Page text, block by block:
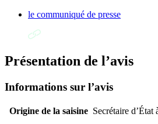
le communiqué de presse
Présentation de l’avis
Informations sur l’avis
Origine de la saisine Secrétaire d’État